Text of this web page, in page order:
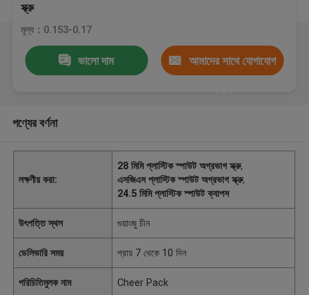
স্ক্রু
মূল্য：0.153-0.17
ভালো দাম আমাদের সাথে যোগাযোগ
পণ্যের বর্ণনা
লক্ষণীয় করা:
28 মিমি প্লাস্টিক স্পাউট অগ্রভাগ স্ক্রু,
এসজিএস প্লাস্টিক স্পাউট অগ্রভাগ স্ক্রু,
24.5 মিমি প্লাস্টিক স্পাউট ক্যাপস
উৎপত্তি স্থল গুয়াংজু চীন
ডেলিভারি সময় প্রায় 7 থেকে 10 দিন
পরিচিতিমুলক নাম Cheer Pack